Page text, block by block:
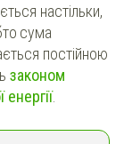
настільки,
сума
постійною
законом
енергії.